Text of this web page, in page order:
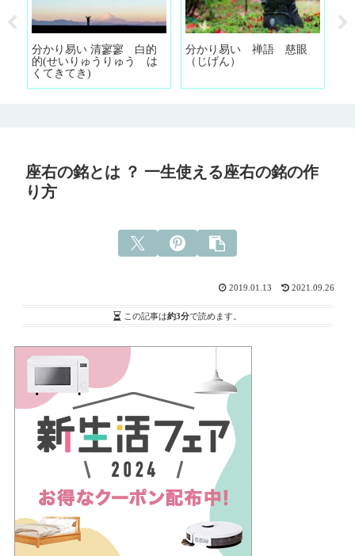
分かり易い 清寥寥 白的
的(せいりゅうりゅう は
くてきてき)
分かり易い 禅語 慈眼
（じげん）
座右の銘とは ？ 一生使える座右の銘の作
り方
2019.01.13 2021.09.26
この記事は約3分で読めます。